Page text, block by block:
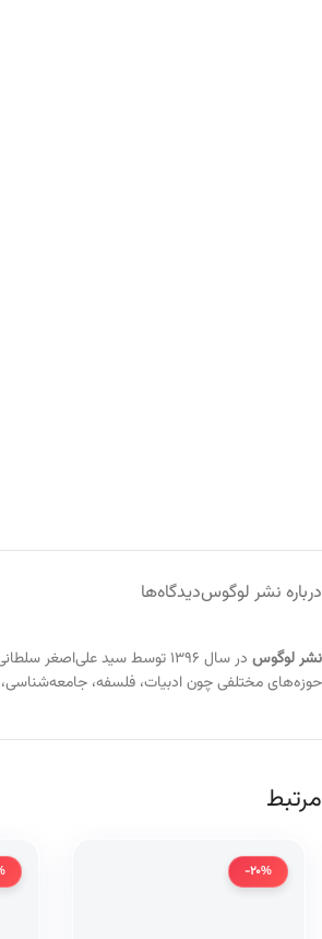
درباره نشر لوگوسدیدگاه‌ها
نشر لوگوس
در سال ۱۳۹۶ توسط سید
حوزه‌های مختلفی چون ادبیات، فلسفه، جامعه‌شناسی،
مرتبط
-20%